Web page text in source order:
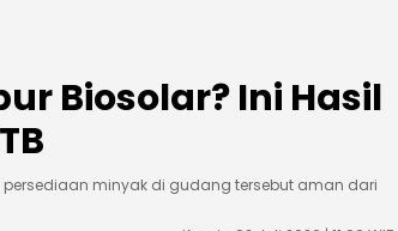
Biosolar? Ini Hasil
minyak di gudang tersebut aman dari